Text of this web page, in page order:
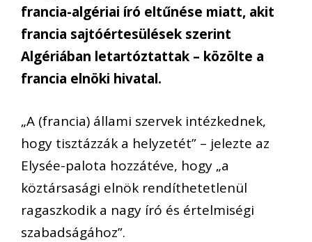
francia-algériai író eltűnése miatt, akit
francia sajtóértesülések szerint
Algériában letartóztattak – közölte a
francia elnöki hivatal.
„A (francia) állami szervek intézkednek,
hogy tisztázzák a helyzetét” – jelezte az
Elysée-palota hozzátéve, hogy „a
köztársasági elnök rendíthetetlenül
ragaszkodik a nagy író és értelmiségi
szabadságához”.